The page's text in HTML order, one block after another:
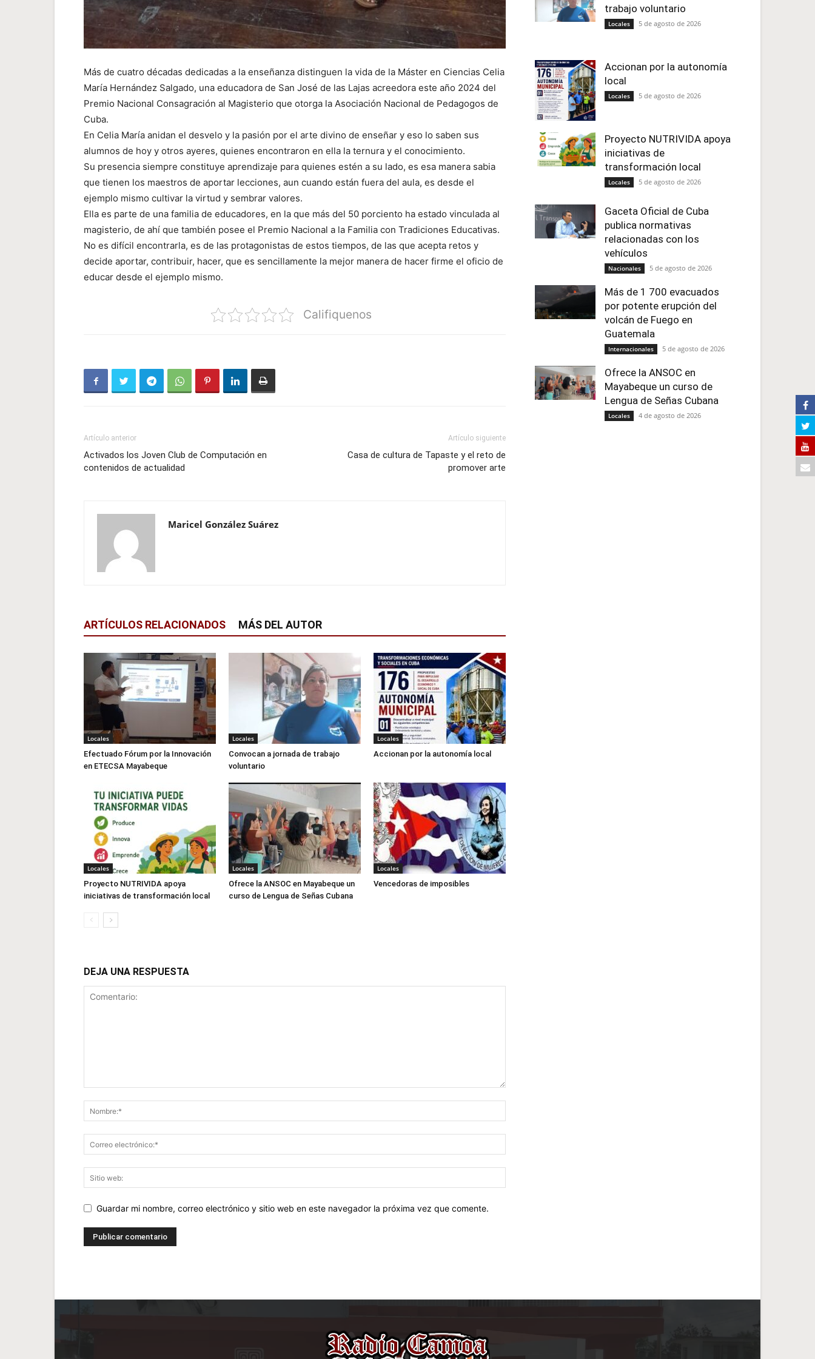
Más de cuatro décadas dedicadas a la enseñanza distinguen la vida de la Máster en Ciencias Celia
María Hernández Salgado, una educadora de San José de las Lajas acreedora este año 2024 del
Premio Nacional Consagración al Magisterio que otorga la Asociación Nacional de Pedagogos de
Cuba.
En Celia María anidan el desvelo y la pasión por el arte divino de enseñar y eso lo saben sus
alumnos de hoy y otros ayeres, quienes encontraron en ella la ternura y el conocimiento.
Su presencia siempre constituye aprendizaje para quienes estén a su lado, es esa manera sabia
que tienen los maestros de aportar lecciones, aun cuando están fuera del aula, es desde el
ejemplo mismo cultivar la virtud y sembrar valores.
Ella es parte de una familia de educadores, en la que más del 50 porciento ha estado vinculada al
magisterio, de ahí que también posee el Premio Nacional a la Familia con Tradiciones Educativas.
No es difícil encontrarla, es de las protagonistas de estos tiempos, de las que acepta retos y
decide aportar, contribuir, hacer, que es sencillamente la mejor manera de hacer firme el oficio de
educar desde el ejemplo mismo.
Califiquenos
Artículo anterior
Activados los Joven Club de Computación en
contenidos de actualidad
Artículo siguiente
Casa de cultura de Tapaste y el reto de
promover arte
Maricel González Suárez
ARTÍCULOS RELACIONADOS MÁS DEL AUTOR
Locales
Efectuado Fórum por la Innovación
en ETECSA Mayabeque
Locales
Convocan a jornada de trabajo
voluntario
Locales
Accionan por la autonomía local
Locales
Proyecto NUTRIVIDA apoya
iniciativas de transformación local
Locales
Ofrece la ANSOC en Mayabeque un
curso de Lengua de Señas Cubana
Locales
Vencedoras de imposibles
DEJA UNA RESPUESTA
Guardar mi nombre, correo electrónico y sitio web en este navegador la próxima vez que comente.
trabajo voluntario
Locales 5 de agosto de 2026
Accionan por la autonomía
local
Locales 5 de agosto de 2026
Proyecto NUTRIVIDA apoya
iniciativas de
transformación local
Locales 5 de agosto de 2026
Gaceta Oficial de Cuba
publica normativas
relacionadas con los
vehículos
Nacionales 5 de agosto de 2026
Más de 1 700 evacuados
por potente erupción del
volcán de Fuego en
Guatemala
Internacionales 5 de agosto de 2026
Ofrece la ANSOC en
Mayabeque un curso de
Lengua de Señas Cubana
Locales 4 de agosto de 2026